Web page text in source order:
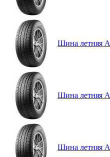
Шина летняя
Шина летняя
Шина летняя